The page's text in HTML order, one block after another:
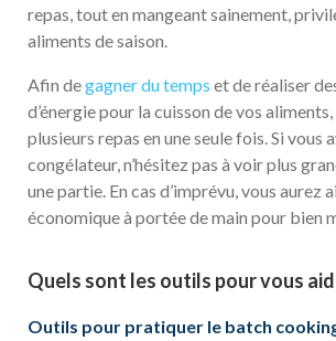
repas, tout en mangeant sainement,
aliments de saison.
Afin degagner du temps et de réaliser
d’énergie pour la cuisson de vos
plusieurs repas en une seule fois. Si vous
congélateur, n’hésitez pas à voir plus
une partie. En cas d’imprévu, vous aurez
économique à portée de main pour bien
Quels sont les outils pour vous
Outils pour pratiquer le batch